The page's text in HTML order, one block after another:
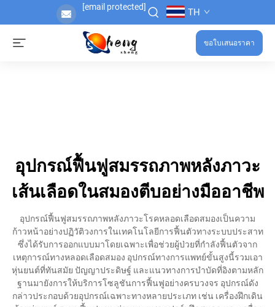
[email protected] TH
ขอใบเสนอราคา
อุปกรณ์ฟื้นฟูสมรรถภาพหลังภาวะ
เส้นเลือดในสมองตีบอย่างมืออาชีพ
อุปกรณ์ฟื้นฟูสมรรถภาพหลังภาวะโรคหลอดเลือดสมองเป็นความ
ก้าวหน้าอย่างปฏิวัติวงการในเทคโนโลยีการฟื้นตัวทางระบบประสาท
ซึ่งได้รับการออกแบบมาโดยเฉพาะเพื่อช่วยผู้ป่วยที่กำลังฟื้นตัวจาก
เหตุการณ์ทางหลอดเลือดสมอง อุปกรณ์ทางการแพทย์ขั้นสูงนี้รวมเอา
หุ่นยนต์ที่ทันสมัย ปัญญาประดิษฐ์ และแนวทางการบำบัดที่อิงตามหลัก
ฐานมายังการให้บริการโซลูชันการฟื้นฟูอย่างครบวงจร อุปกรณ์ดัง
กล่าวประกอบด้วยอุปกรณ์เฉพาะทางหลายประเภท เช่น เครื่องฝึกเดิน